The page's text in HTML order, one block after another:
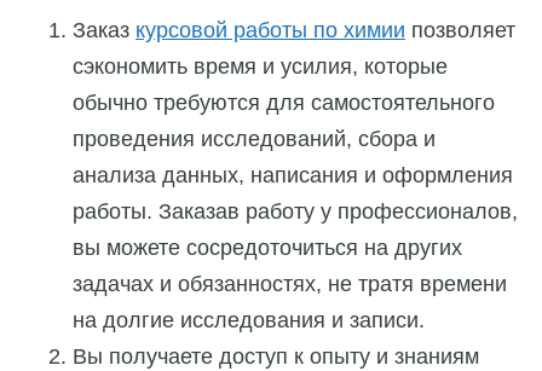
Заказ курсовой работы по химии позволяет
сэкономить время и усилия, которые
обычно требуются для самостоятельного
проведения исследований, сбора и
анализа данных, написания и оформления
работы. Заказав работу у профессионалов,
вы можете сосредоточиться на других
задачах и обязанностях, не тратя времени
на долгие исследования и записи.
Вы получаете доступ к опыту и знаниям